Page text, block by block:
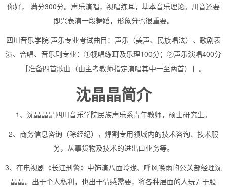
你好， 满分300分。声乐演唱，视唱练耳，基本音乐理论。川音还要
即兴表演一段舞蹈，形象分也很重要。
四川音乐学院 声乐专业考试曲目：声乐（美声、民族唱法）、歌剧表
演、合唱、音乐剧专业：①视唱练耳及乐理100分；②声乐演唱400分
［准备四首歌曲（由主考教师指定演唱其中一至两首）］。
沈晶晶简介
1、沈晶晶是四川音乐学院民族声乐系青年教师，硕士研究生。
2、商务信息咨询（除经纪），焊割专用领域内的技术咨询、技术服
务，从事货物及技术的进出口业务等。
3、在电视剧《长江刑警》中饰演八面玲珑、呼风唤雨的公关部经理沈
晶晶。出于个人私利，也出于情感需要，将各种层面的人玩弄于股